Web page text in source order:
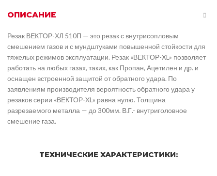
ОПИСАНИЕ
Резак ВЕКТОР-ХЛ 510П — это резак с внутрисопловым
смешением газов и с мундштуками повышенной стойкости для
тяжелых режимов эксплуатации. Резак «ВЕКТОР-XL» позволяет
работать на любых газах, таких, как Пропан, Ацетилен и др. и
оснащен встроенной защитой от обратного удара. По
заявлениям производителя вероятность обратного удара у
резаков серии «ВЕКТОР-XL» равна нулю. Толщина
разрезаемого металла — до 300мм. В.Г.- внутриголовное
смешение газа.
ТЕХНИЧЕСКИЕ ХАРАКТЕРИСТИКИ: